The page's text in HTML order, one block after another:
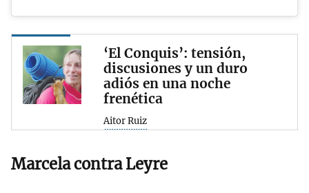
‘El Conquis’: tensión,
discusiones y un duro
adiós en una noche
frenética
Aitor Ruiz
Marcela contra Leyre